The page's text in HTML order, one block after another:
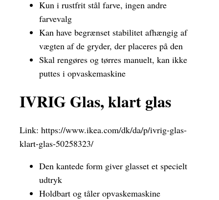
Kun i rustfrit stål farve, ingen andre
farvevalg
Kan have begrænset stabilitet afhængig af
vægten af ​​de gryder, der placeres på den
Skal rengøres og tørres manuelt, kan ikke
puttes i opvaskemaskine
IVRIG Glas, klart glas
Link: https://www.ikea.com/dk/da/p/ivrig-glas-
klart-glas-50258323/
Den kantede form giver glasset et specielt
udtryk
Holdbart og tåler opvaskemaskine